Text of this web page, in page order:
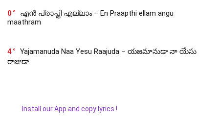
0
എൻ പ്രാപ്തി എല്ലാം – En Praapthi ellam angu
maathram
4
Yajamanuda Naa Yesu Raajuda – యజమానుడా నా యేసు
రాజుడా
Install our App and copy lyrics !